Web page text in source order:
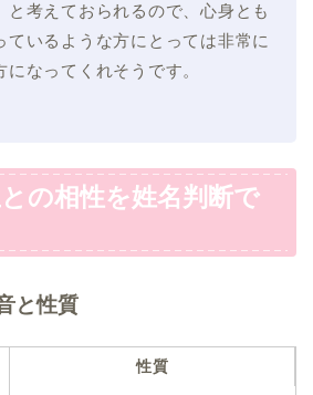
と考えておられるので、心身とも
ているような方にとっては非常に
になってくれそうです。
の相性を姓名判断で
と性質
性質